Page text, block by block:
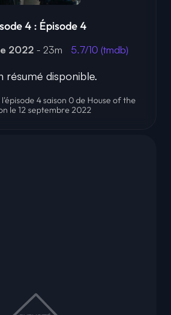
4 : Épisode 4
2022 - 23m 5.7/10 (tmdb)
résumé disponible.
4 saison 0 de House of the
le 12 septembre 2022